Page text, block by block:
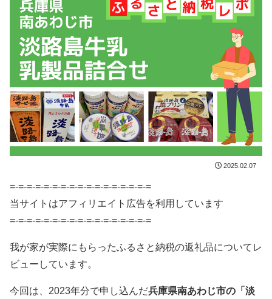
2025.02.07
=-=-=-=-=-=-=-=-=-=-=-=-=-=-=-=-=
当サイトはアフィリエイト広告を利用しています
=-=-=-=-=-=-=-=-=-=-=-=-=-=-=-=-=
我が家が実際にもらったふるさと納税の返礼品についてレ
ビューしています。
今回は、2023年分で申し込んだ兵庫県南あわじ市の「淡